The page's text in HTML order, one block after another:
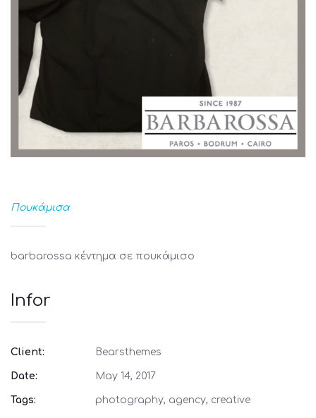
Πουκάμισα
barbarossa κέντημα σε πουκάμισο
Infor
Client: Bearsthemes
Date: May 14, 2017
Tags: photography, agency, creative